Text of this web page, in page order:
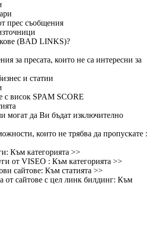
прес съобщения
(BAD LINKS)?
за пресата, които не са интересни за
и статии
с висок SPAM SCORE
могат да Ви бъдат изключително
които не трябва да пропускате :
Към категорията >>
от VISEO : Към категорията >>
сайтове: Към статията >>
от сайтове с цел линк билдинг: Към